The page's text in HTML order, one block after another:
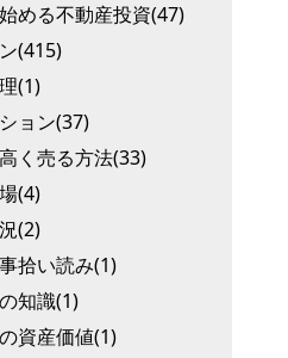
める不動産投資(47)
(415)
(1)
ョン(37)
く売る方法(33)
(4)
(2)
拾い読み(1)
知識(1)
資産価値(1)